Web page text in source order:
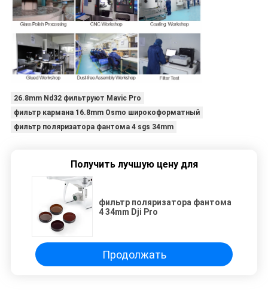
26.8mm Nd32 фильтруют Mavic Pro
фильтр кармана 16.8mm Osmo широкоформатный
фильтр поляризатора фантома 4 sgs 34mm
Получить лучшую цену для
фильтр поляризатора фантома
4 34mm Dji Pro
Продолжать